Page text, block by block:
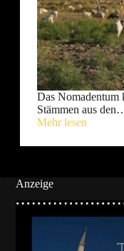
Das Nomadentum
Stämmen aus
Mehr lesen
Anzeige